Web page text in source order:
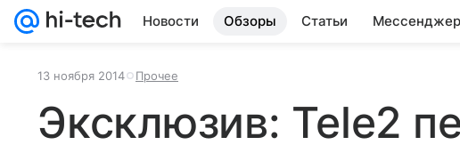
Новости Обзоры Статьи
13 ноября 2014 Прочее
Эксклюзив: Tele2